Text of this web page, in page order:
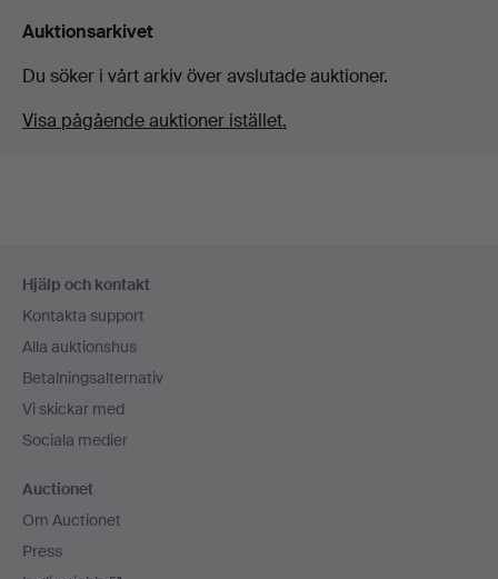
Auktionsarkivet
Du söker i vårt arkiv över avslutade auktioner.
Visa pågående auktioner istället.
Hjälp och kontakt
Kontakta support
Alla auktionshus
Betalningsalternativ
Vi skickar med
Sociala medier
Auctionet
Om Auctionet
Press